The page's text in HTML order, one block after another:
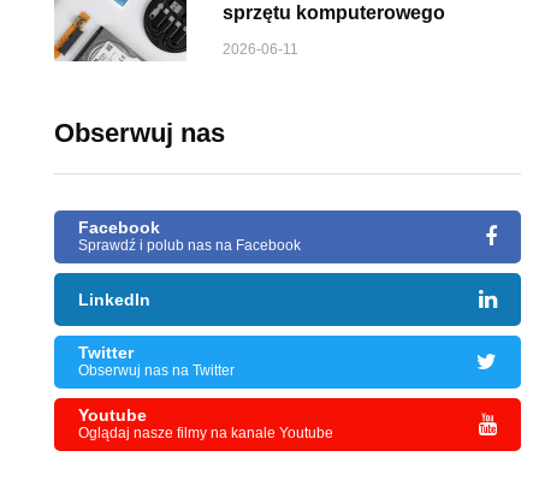
sprzętu komputerowego
2026-06-11
Obserwuj nas
Facebook
Sprawdź i polub nas na Facebook
LinkedIn
Twitter
Obserwuj nas na Twitter
Youtube
Oglądaj nasze filmy na kanale Youtube